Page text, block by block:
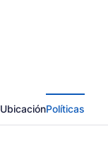
UbicaciónPolíticas